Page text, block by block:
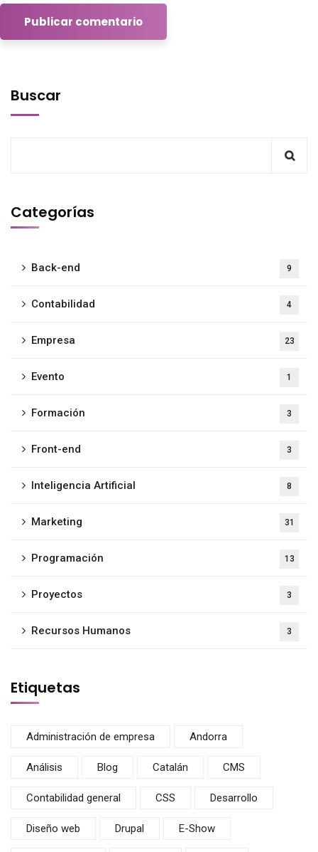
Buscar
Categorías
Back-end 9
Contabilidad 4
Empresa 23
Evento 1
Formación 3
Front-end 3
Inteligencia Artificial 8
Marketing 31
Programación 13
Proyectos 3
Recursos Humanos 3
Etiquetas
Administración de empresa Andorra
Análisis Blog Catalán CMS
Contabilidad general CSS Desarrollo
Diseño web Drupal E-Show